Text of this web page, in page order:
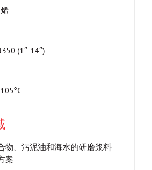
(1″-14″)
物、污泥油和海水的研磨浆料
案